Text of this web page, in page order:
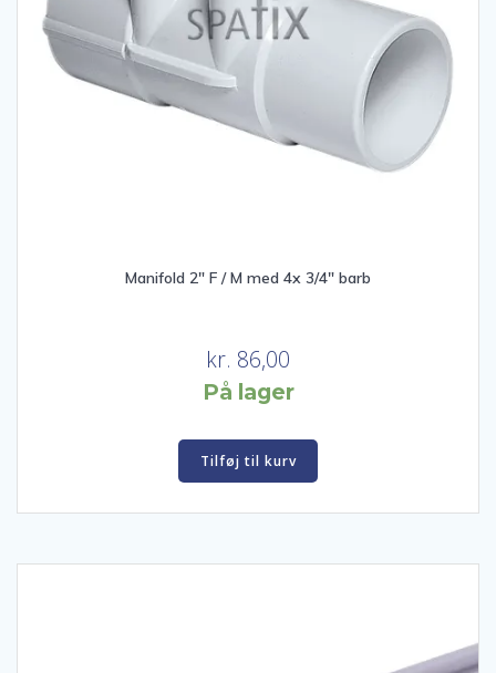
Manifold 2″ F / M med 4x 3/4″ barb
kr. 86,00
På lager
Tilføj til kurv